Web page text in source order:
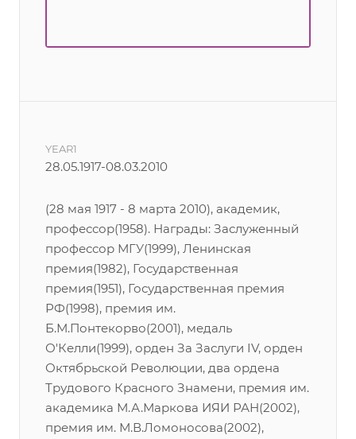
YEAR1
28.05.1917-08.03.2010
(28 мая 1917 - 8 марта 2010), академик,
профессор(1958). Награды: Заслуженный
профессор МГУ(1999), Ленинская
премия(1982), Государственная
премия(1951), Государственная премия
РФ(1998), премия им.
Б.М.Понтекорво(2001), медаль
О'Келли(1999), орден За Заслуги IV, орден
Октябрьской Революции, два ордена
Трудового Красного Знамени, премия им.
академика М.А.Маркова ИЯИ РАН(2002),
премия им. М.В.Ломоносова(2002),